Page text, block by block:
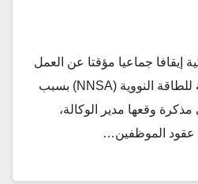
إيقافا جماعيا مؤقتا عن العمل
لموظفي الوكالة الفيدرالية للطاقة النووية (NNSA) بسبب
وقعها مدير الوكالة،
عقود الموظفين…